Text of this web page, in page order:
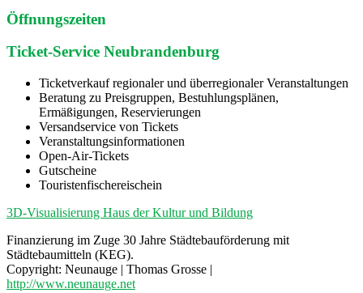
Öffnungszeiten
Ticket-Service Neubrandenburg
Ticketverkauf regionaler und überregionaler Veranstaltungen
Beratung zu Preisgruppen, Bestuhlungsplänen,
Ermäßigungen, Reservierungen
Versandservice von Tickets
Veranstaltungsinformationen
Open-Air-Tickets
Gutscheine
Touristenfischereischein
3D-Visualisierung Haus der Kultur und Bildung
Finanzierung im Zuge 30 Jahre Städtebauförderung mit
Städtebaumitteln (KEG).
Copyright: Neunauge | Thomas Grosse |
http://www.neunauge.net